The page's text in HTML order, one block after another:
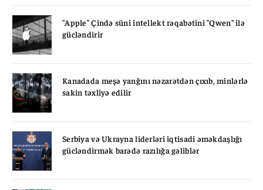
"Apple" Çində süni intellekt rəqabətini "Qwen" ilə
gücləndirir
Kanadada meşə yanğını nəzarətdən çıxıb, minlərlə
sakin təxliyə edilir
Serbiya və Ukrayna liderləri iqtisadi əməkdaşlığı
gücləndirmək barədə razılığa gəliblər